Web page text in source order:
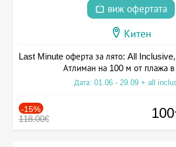
виж офертата
Китен
Last Minute оферта за лято: All
Атлиман на 100 м от плажа в
Дата: 01.06 - 29.09 + all
-15%
118.00€ 100